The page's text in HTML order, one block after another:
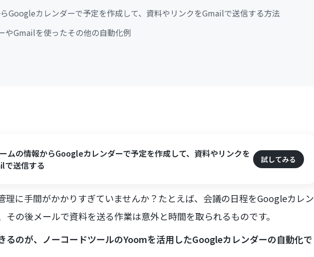
Googleカレンダーで予定を作成して、資料やリンクをGmailで送信する方法
やGmailを使ったその他の自動化例
ムの情報からGoogleカレンダーで予定を作成して、資料やリンクを
で送信する
試してみる
理に手間がかかりすぎていませんか？たとえば、会議の日程をGoogleカレン
その後メールで資料を送る作業は意外と時間を取られるものです。
るのが、ノーコードツールのYoomを活用したGoogleカレンダーの自動化で